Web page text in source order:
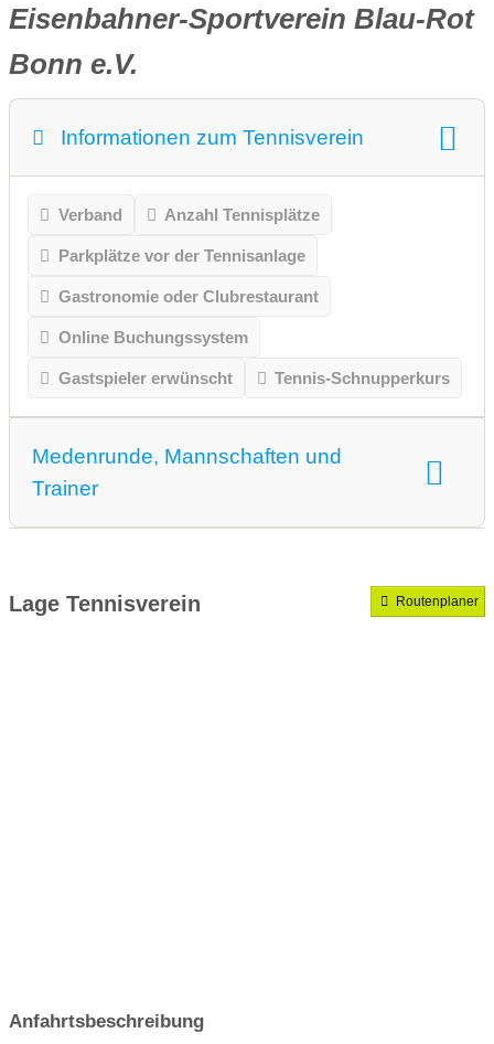
Eisenbahner-Sportverein Blau-Rot
Bonn e.V.
Informationen zum Tennisverein
Verband Anzahl Tennisplätze
Parkplätze vor der Tennisanlage
Gastronomie oder Clubrestaurant
Online Buchungssystem
Gastspieler erwünscht Tennis-Schnupperkurs
Medenrunde, Mannschaften und
Trainer
Lage Tennisverein Routenplaner
Anfahrtsbeschreibung